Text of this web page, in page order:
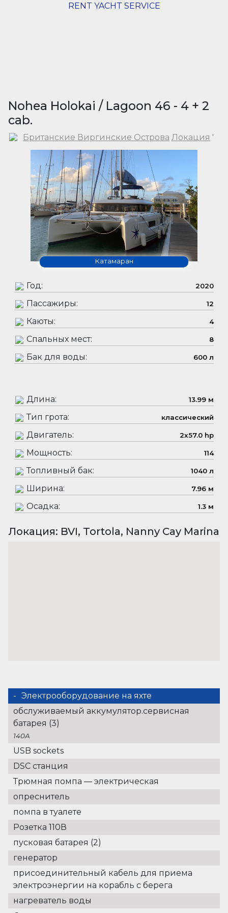
RENT YACHT SERVICE
Nohea Holokai / Lagoon 46 - 4 + 2
cab.
Британские Виргинские Острова Локация '
Катамаран
Год: 2020
Пассажиры: 12
Каюты: 4
Спальных мест: 8
Бак для воды: 600 л
Длина: 13.99 м
Тип грота: классический
Двигатель: 2x57.0 hp
Мощность: 114
Топливный бак: 1040 л
Ширина: 7.96 м
Осадка: 1.3 м
Локация: BVI, Tortola, Nanny Cay Marina
Электрооборудование на яхте
обслуживаемый аккумулятор.сервисная
батарея (3)
140A
USB sockets
DSC станция
Трюмная помпа — электрическая
опреснитель
помпа в туалете
Розетка 110В
пусковая батарея (2)
генератор
присоединительный кабель для приема
электроэнергии на корабль с берега
нагреватель воды